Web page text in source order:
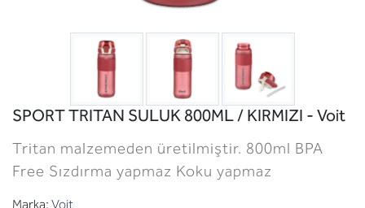
SPORT TRITAN SULUK 800ML / KIRMIZI - Voit
Tritan malzemeden üretilmiştir. 800ml BPA
Free Sızdırma yapmaz Koku yapmaz
Marka: Voit